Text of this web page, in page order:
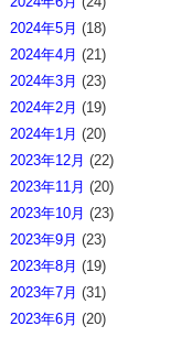
2024年5月 (18)
2024年4月 (21)
2024年3月 (23)
2024年2月 (19)
2024年1月 (20)
2023年12月 (22)
2023年11月 (20)
2023年10月 (23)
2023年9月 (23)
2023年8月 (19)
2023年7月 (31)
2023年6月 (20)